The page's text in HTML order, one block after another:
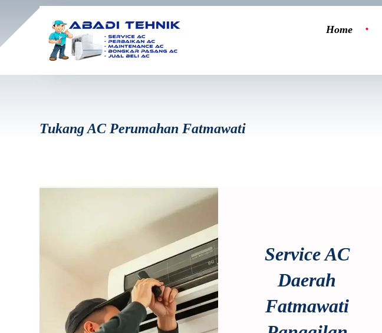
Home
Tukang AC Perumahan Fatmawati
Service AC
Daerah
Fatmawati